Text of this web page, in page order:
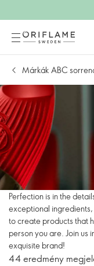
Márkák ABC
Perfection is in the
exceptional
to create products that
person you are. Join us
exquisite brand!
44 eredmény